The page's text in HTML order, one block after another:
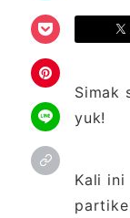
Simak
yuk!
Kali ini